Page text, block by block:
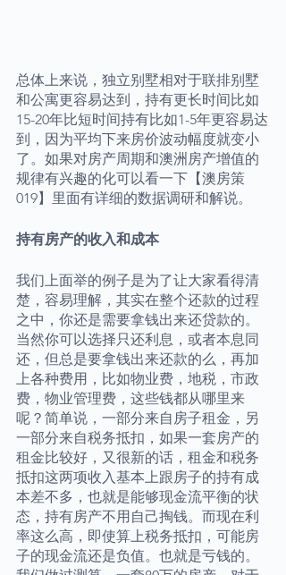
总体上来说，独立别墅相对于联排别墅
和公寓更容易达到，持有更长时间比如
15-20年比短时间持有比如1-5年更容易达
到，因为平均下来房价波动幅度就变小
了。如果对房产周期和澳洲房产增值的
规律有兴趣的化可以看一下【澳房策
019】里面有详细的数据调研和解说。
持有房产的收入和成本
我们上面举的例子是为了让大家看得清
楚，容易理解，其实在整个还款的过程
之中，你还是需要拿钱出来还贷款的。
当然你可以选择只还利息，或者本息同
还，但总是要拿钱出来还款的么，再加
上各种费用，比如物业费，地税，市政
费，物业管理费，这些钱都从哪里来
呢？简单说，一部分来自房子租金，另
一部分来自税务抵扣，如果一套房产的
租金比较好，又很新的话，租金和税务
抵扣这两项收入基本上跟房子的持有成
本差不多，也就是能够现金流平衡的状
态，持有房产不用自己掏钱。而现在利
率这么高，即使算上税务抵扣，可能房
子的现金流还是负值。也就是亏钱的。